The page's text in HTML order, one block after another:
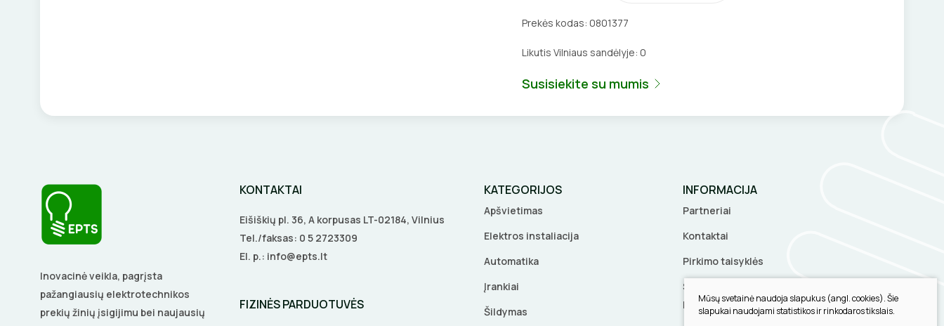
Prekės kodas: 0801377
Likutis Vilniaus sandėlyje: 0
Susisiekite su mumis
Inovacinė veikla, pagrįsta
pažangiausių elektrotechnikos
prekių žinių įsigijimu bei naujausių
KONTAKTAI
Eišiškių pl. 36, A korpusas LT-02184, Vilnius
Tel./faksas: 0 5 2723309
El. p.: info@epts.lt
FIZINĖS PARDUOTUVĖS
KATEGORIJOS
Apšvietimas
Elektros instaliacija
Automatika
Įrankiai
Šildymas
INFORMACIJA
Partneriai
Kontaktai
Pirkimo taisyklės
Slapukų parinktys
Privatumo politika
Mūsų svetainė naudoja slapukus (angl. cookies). Šie
slapukai naudojami statistikos ir rinkodaros tikslais.